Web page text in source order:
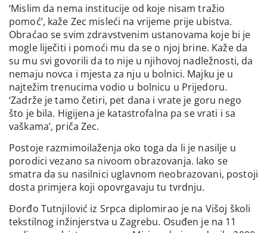
‘Mislim da nema institucije od koje nisam tražio
pomoć’, kaže Zec misleći na vrijeme prije ubistva.
Obraćao se svim zdravstvenim ustanovama koje bi je
mogle liječiti i pomoći mu da se o njoj brine. Kaže da
su mu svi govorili da to nije u njihovoj nadležnosti, da
nemaju novca i mjesta za nju u bolnici. Majku je u
najtežim trenucima vodio u bolnicu u Prijedoru.
‘Zadrže je tamo četiri, pet dana i vrate je goru nego
što je bila. Higijena je katastrofalna pa se vrati i sa
vaškama’, priča Zec.
Postoje razmimoilaženja oko toga da li je nasilje u
porodici vezano sa nivoom obrazovanja. Iako se
smatra da su nasilnici uglavnom neobrazovani, postoji
dosta primjera koji opovrgavaju tu tvrdnju.
Đorđo Tutnjilović iz Srpca diplomirao je na Višoj školi
tekstilnog inžinjerstva u Zagrebu. Osuđen je na 11